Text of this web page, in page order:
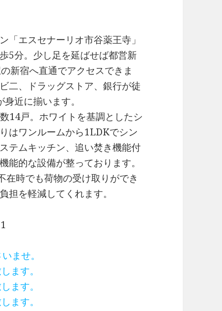
「エスセナーリオ市谷薬王寺」
5分。少し足を延ばせば都営新
新宿へ直通でアクセスできま
二、ドラッグストア、銀行が徒
近に揃います。
14戸。ホワイトを基調としたシ
はワンルームから1LDKでシン
テムキッチン、追い焚き機能付
能的な設備が整っております。
時でも荷物の受け取りができ
担を軽減してくれます。
ませ。
ます。
ます。
ます。